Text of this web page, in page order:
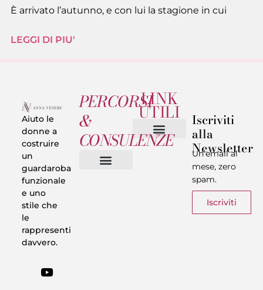
È arrivato l’autunno, e con lui la stagione in cui
LEGGI DI PIU'
Aiuto le
donne a
costruire
un
guardaroba
funzionale
e uno
stile che
le
rappresenti
davvero.
PERCORSI
&
CONSULENZE
LINK
UTILI Iscriviti
alla
Newsletter
Un’email al
mese, zero
spam.
Iscriviti